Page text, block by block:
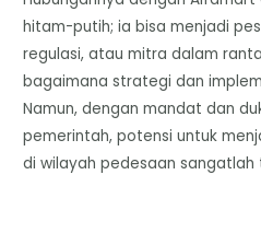
hitam-putih; ia bisa menjadi
regulasi, atau mitra dalam
bagaimana strategi dan
Namun, dengan mandat dan
pemerintah, potensi untuk
di wilayah pedesaan sangatlah